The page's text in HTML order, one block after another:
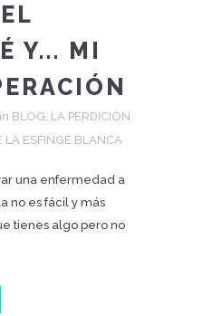
EL
Y... MI
in BLOG, LA PERDICIÓN
LA ESFINGE BLANCA
una enfermedad a
no es fácil y más
tienes algo pero no